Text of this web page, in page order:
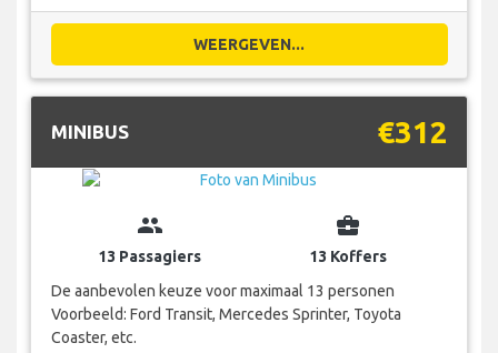
WEERGEVEN...
MINIBUS €312
group
13 Passagiers
business_center
13 Koffers
De aanbevolen keuze voor maximaal 13 personen
Voorbeeld: Ford Transit, Mercedes Sprinter, Toyota
Coaster, etc.